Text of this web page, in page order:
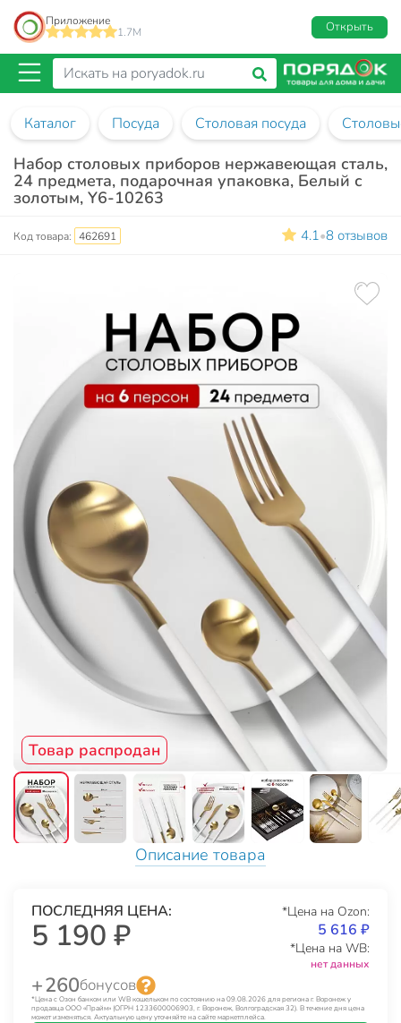
Приложение
1.7M
Открыть
Каталог Посуда Столовая посуда
Набор столовых приборов нержавеющая сталь,
24 предмета, подарочная упаковка, Белый с
золотым, Y6-10263
Код товара: 462691 4.1•8 отзывов
Товар распродан
Описание товара
ПОСЛЕДНЯЯ ЦЕНА:
5 190 ₽
*Цена на Ozon:
5 616 ₽
*Цена на WB:
нет данных
+ 260бонусов
*Цена с Озон банком или WB кошельком по состоянию на 09.08.2026 для региона г. Воронеж у
продавца ООО «Прайм» (ОГРН 1233600006903, г. Воронеж, Волгоградская 32). В течение дня цена
может изменяться. Актуальную цену уточняйте на сайте маркетплейса.